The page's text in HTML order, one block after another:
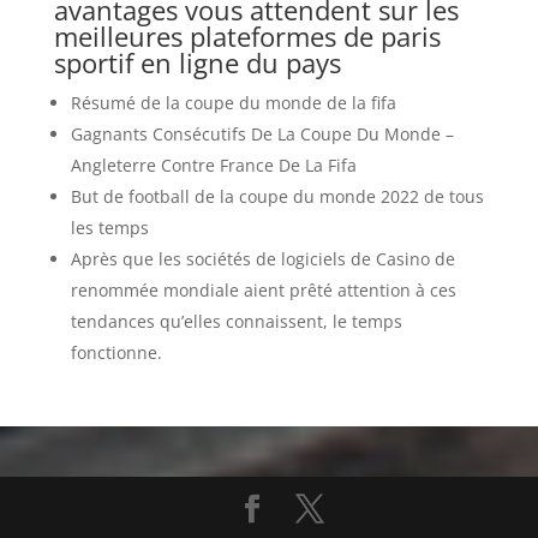
avantages vous attendent sur les
meilleures plateformes de paris
sportif en ligne du pays
Résumé de la coupe du monde de la fifa
Gagnants Consécutifs De La Coupe Du Monde –
Angleterre Contre France De La Fifa
But de football de la coupe du monde 2022 de tous
les temps
Après que les sociétés de logiciels de Casino de
renommée mondiale aient prêté attention à ces
tendances qu’elles connaissent, le temps
fonctionne.